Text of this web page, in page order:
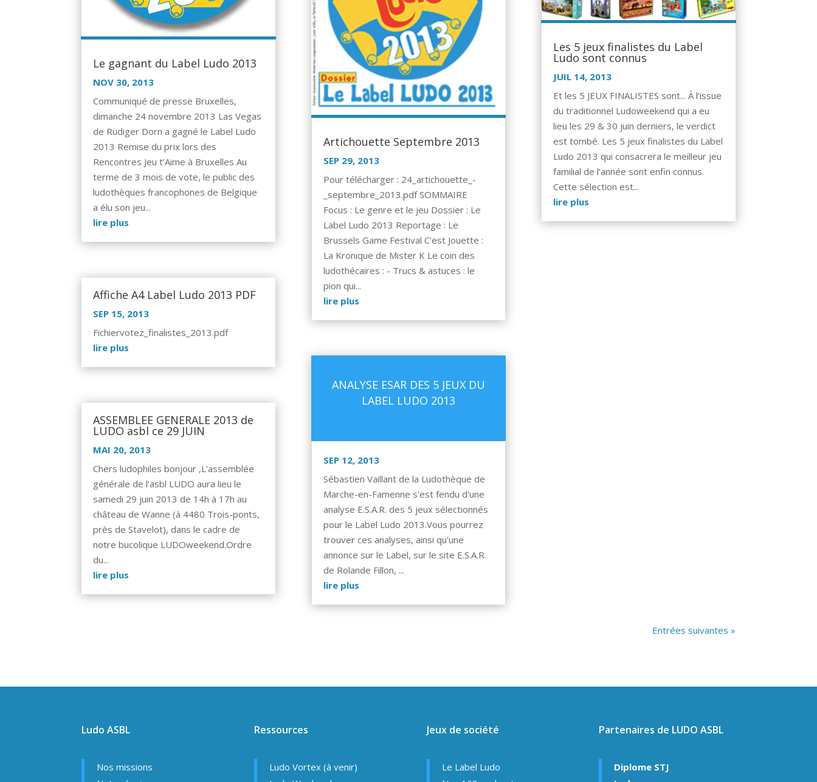
Le gagnant du Label Ludo 2013
NOV 30, 2013
Communiqué de presse Bruxelles,
dimanche 24 novembre 2013 Las Vegas
de Rüdiger Dorn a gagné le Label Ludo
2013 Remise du prix lors des
Rencontres Jeu t’Aime à Bruxelles Au
terme de 3 mois de vote, le public des
ludothèques francophones de Belgique
a élu son jeu...
lire plus
Affiche A4 Label Ludo 2013 PDF
SEP 15, 2013
Fichiervotez_finalistes_2013.pdf
lire plus
ASSEMBLEE GENERALE 2013 de
LUDO asbl ce 29 JUIN
MAI 20, 2013
Chers ludophiles bonjour ,L’assemblée
générale de l’asbl LUDO aura lieu le
samedi 29 juin 2013 de 14h à 17h au
château de Wanne (à 4480 Trois-ponts,
près de Stavelot), dans le cadre de
notre bucolique LUDOweekend.Ordre
du...
lire plus
Artichouette Septembre 2013
SEP 29, 2013
Pour télécharger : 24_artichouette_-
_septembre_2013.pdf SOMMAIRE
Focus : Le genre et le jeu Dossier : Le
Label Ludo 2013 Reportage : Le
Brussels Game Festival C'est Jouette :
La Kronique de Mister K Le coin des
ludothécaires : - Trucs & astuces : le
pion qui...
lire plus
ANALYSE ESAR DES 5 JEUX DU
LABEL LUDO 2013
SEP 12, 2013
Sébastien Vaillant de la Ludothèque de
Marche-en-Famenne s'est fendu d'une
analyse E.S.A.R. des 5 jeux sélectionnés
pour le Label Ludo 2013.Vous pourrez
trouver ces analyses, ainsi qu'une
annonce sur le Label, sur le site E.S.A.R.
de Rolande Fillon, ...
lire plus
Les 5 jeux finalistes du Label
Ludo sont connus
JUIL 14, 2013
Et les 5 JEUX FINALISTES sont... À l’issue
du traditionnel Ludoweekend qui a eu
lieu les 29 & 30 juin derniers, le verdict
est tombé. Les 5 jeux finalistes du Label
Ludo 2013 qui consacrera le meilleur jeu
familial de l’année sont enfin connus.
Cette sélection est...
lire plus
Entrées suivantes »
Ludo ASBL
Nos missions
Ressources
Ludo Vortex (à venir)
Jeux de société
Le Label Ludo
Partenaires de LUDO ASBL
Diplome STJ